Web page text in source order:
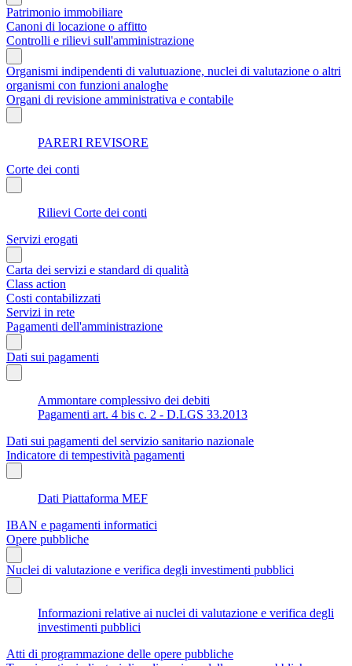
Patrimonio immobiliare
Canoni di locazione o affitto
Controlli e rilievi sull'amministrazione
Organismi indipendenti di valutuazione, nuclei di valutazione o altri
organismi con funzioni analoghe
Organi di revisione amministrativa e contabile
PARERI REVISORE
Corte dei conti
Rilievi Corte dei conti
Servizi erogati
Carta dei servizi e standard di qualità
Class action
Costi contabilizzati
Servizi in rete
Pagamenti dell'amministrazione
Dati sui pagamenti
Ammontare complessivo dei debiti
Pagamenti art. 4 bis c. 2 - D.LGS 33.2013
Dati sui pagamenti del servizio sanitario nazionale
Indicatore di tempestività pagamenti
Dati Piattaforma MEF
IBAN e pagamenti informatici
Opere pubbliche
Nuclei di valutazione e verifica degli investimenti pubblici
Informazioni relative ai nuclei di valutazione e verifica degli
investimenti pubblici
Atti di programmazione delle opere pubbliche